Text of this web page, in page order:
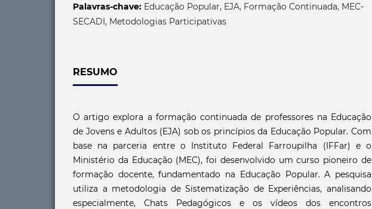
Palavras-chave: Educação Popular, EJA, Formação Continuada, MEC-
SECADI, Metodologias Participativas
RESUMO
O artigo explora a formação continuada de professores na Educação
de Jovens e Adultos (EJA) sob os princípios da Educação Popular. Com
base na parceria entre o Instituto Federal Farroupilha (IFFar) e o
Ministério da Educação (MEC), foi desenvolvido um curso pioneiro de
formação docente, fundamentado na Educação Popular. A pesquisa
utiliza a metodologia de Sistematização de Experiências, analisando
especialmente, Chats Pedagógicos e os vídeos dos encontros